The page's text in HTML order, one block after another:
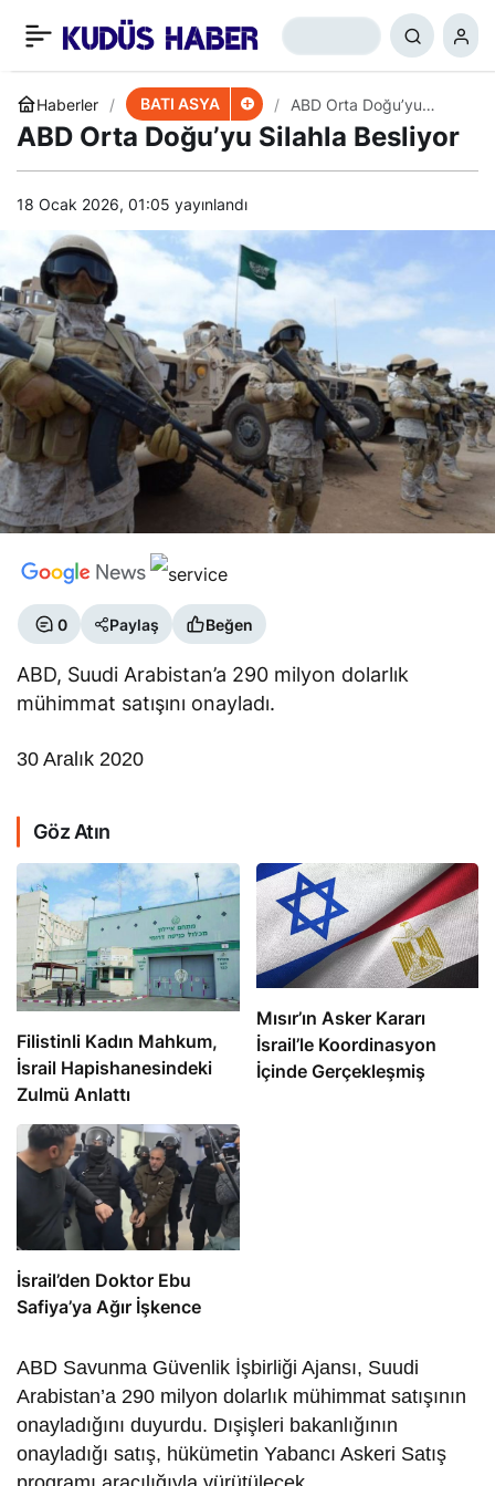
Haberler BATI ASYA
ABD Orta Doğu’yu
Silahla Besliyor
ABD Orta Doğu’yu Silahla Besliyor
18 Ocak 2026, 01:05 yayınlandı
0 Paylaş Beğen
ABD, Suudi Arabistan’a 290 milyon dolarlık
mühimmat satışını onayladı.
30 Aralık 2020
Göz Atın
Filistinli Kadın Mahkum,
İsrail Hapishanesindeki
Zulmü Anlattı
Mısır’ın Asker Kararı
İsrail’le Koordinasyon
İçinde Gerçekleşmiş
İsrail’den Doktor Ebu
Safiya’ya Ağır İşkence
ABD Savunma Güvenlik İşbirliği Ajansı, Suudi
Arabistan’a 290 milyon dolarlık mühimmat satışının
onayladığını duyurdu. Dışişleri bakanlığının
onayladığı satış, hükümetin Yabancı Askeri Satış
Normalleşme Suudi
Arabistan’a Fayda
Sağlamaz
+ 0 Paylaş